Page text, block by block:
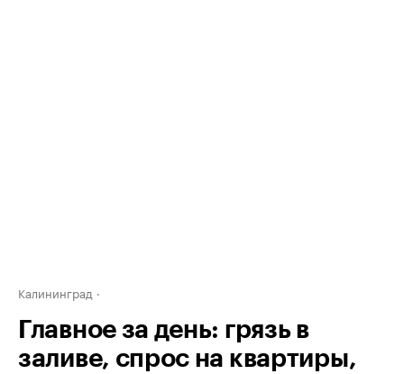
Калининград
Главное за день: грязь в
заливе, спрос на квартиры,